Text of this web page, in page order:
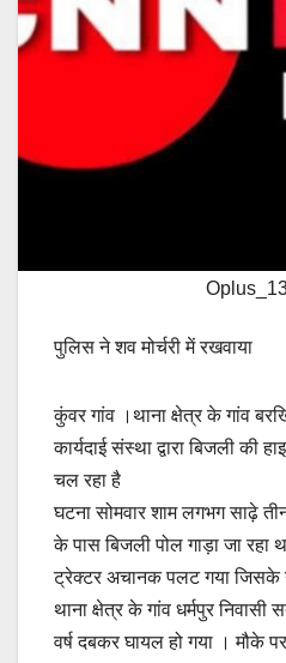
पुलिस ने शव मोर्चरी में रखवाया
कुंवर गांव ।थाना क्षेत्र के गांव
कार्यदाई संस्था द्वारा बिजली की
चल रहा है
घटना सोमवार शाम लगभग साढ़े
के पास बिजली पोल गाड़ा जा रहा
ट्रेक्टर अचानक पलट गया जिसके
थाना क्षेत्र के गांव धर्मपुर
वर्ष दबकर घायल हो गया । मौके